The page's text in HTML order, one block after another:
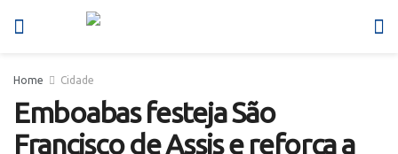
Home Cidade
Emboabas festeja São
Francisco de Assis e reforça a